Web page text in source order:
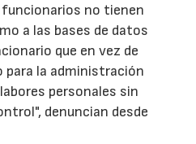
no tienen
a las bases de datos
que en vez de
la administración
personales sin
denuncian desde